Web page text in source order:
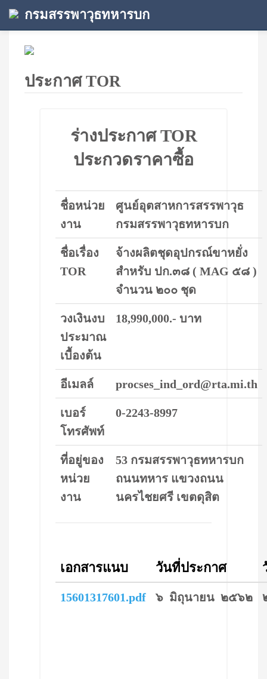
กรมสรรพาวุธทหารบก
ประกาศ TOR
ร่างประกาศ TOR
ประกวดราคาซื้อ
ชื่อหน่วย
งาน
ศูนย์อุตสาหการสรรพาวุธ
กรมสรรพาวุธทหารบก
ชื่อเรื่อง
TOR
จ้างผลิตชุดอุปกรณ์ขาหยั่ง
สำหรับ ปก.๓๘ ( MAG ๕๘ )
จำนวน ๒๐๐ ชุด
วงเงินงบ
ประมาณ
เบื้องต้น
18,990,000.- บาท
อีเมลล์ procses_ind_ord@rta.mi.th
เบอร์
โทรศัพท์
0-2243-8997
ที่อยู่ของ
หน่วย
งาน
53 กรมสรรพาวุธทหารบก
ถนนทหาร แขวงถนน
นครไชยศรี เขตดุสิต
เอกสารแนบ วันที่ประกาศ
15601317601.pdf ๖ มิถุนายน ๒๕๖๒